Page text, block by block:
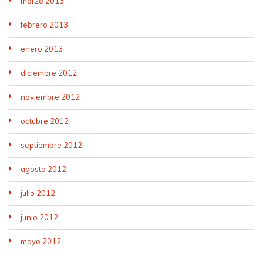
febrero 2013
enero 2013
diciembre 2012
noviembre 2012
octubre 2012
septiembre 2012
agosto 2012
julio 2012
junio 2012
mayo 2012